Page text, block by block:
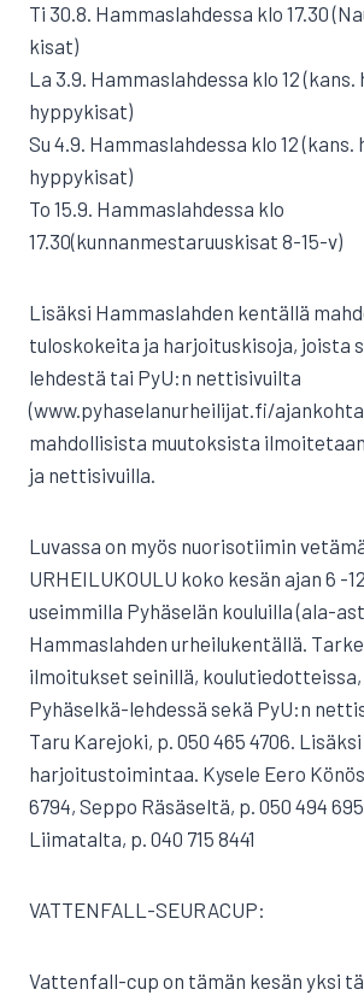
Ti 30.8. Hammaslahdessa klo 17.30
kisat)
La 3.9. Hammaslahdessa klo 12
hyppykisat)
Su 4.9. Hammaslahdessa klo 12
hyppykisat)
To 15.9. Hammaslahdessa klo
17.30(kunnanmestaruuskisat 8-15-v)
Lisäksi Hammaslahden kentällä
tuloskokeita ja harjoituskisoja, joista
lehdestä tai PyU:n nettisivuilta
(www.pyhaselanurheilijat.fi/
mahdollisista muutoksista
ja nettisivuilla.
Luvassa on myös nuorisotiimin
URHEILUKOULU koko kesän ajan 6 -
useimmilla Pyhäselän kouluilla (ala-
Hammaslahden urheilukentällä.
ilmoitukset seinillä,
Pyhäselkä-lehdessä sekä PyU:n
Taru Karejoki, p. 050 465 4706.
harjoitustoimintaa. Kysele Eero
6794, Seppo Räsäseltä, p. 050 494
Liimatalta, p. 040 715 8441
VATTENFALL-SEURACUP:
Vattenfall-cup on tämän kesän yksi